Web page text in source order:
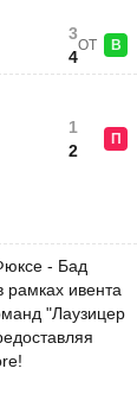
3
4
ОТ В
1
2
П
- Бад
рамках ивента
"Лаузицер